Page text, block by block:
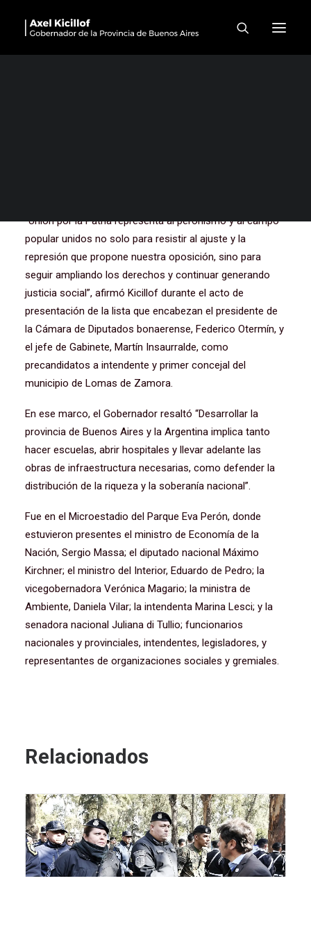
Kicillof: “Unión por la Patria
representa al campo
“Unión por la Patria representa al peronismo y al campo
popular unidos no solo para resistir al ajuste y la
represión que propone nuestra oposición, sino para
seguir ampliando los derechos y continuar generando
justicia social”, afirmó Kicillof durante el acto de
presentación de la lista que encabezan el presidente de
la Cámara de Diputados bonaerense, Federico Otermín, y
el jefe de Gabinete, Martín Insaurralde, como
precandidatos a intendente y primer concejal del
municipio de Lomas de Zamora.
En ese marco, el Gobernador resaltó “Desarrollar la
provincia de Buenos Aires y la Argentina implica tanto
hacer escuelas, abrir hospitales y llevar adelante las
obras de infraestructura necesarias, como defender la
distribución de la riqueza y la soberanía nacional”.
Fue en el Microestadio del Parque Eva Perón, donde
estuvieron presentes el ministro de Economía de la
Nación, Sergio Massa; el diputado nacional Máximo
Kirchner; el ministro del Interior, Eduardo de Pedro; la
vicegobernadora Verónica Magario; la ministra de
Ambiente, Daniela Vilar; la intendenta Marina Lesci; y la
senadora nacional Juliana di Tullio; funcionarios
nacionales y provinciales, intendentes, legisladores, y
representantes de organizaciones sociales y gremiales.
Relacionados